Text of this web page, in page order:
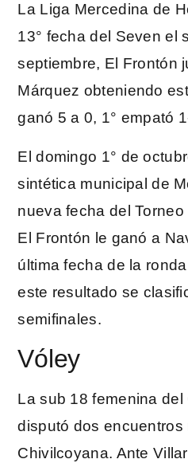
La Liga Mercedina de
13° fecha del Seven el
septiembre, El Frontón
Márquez obteniendo
ganó 5 a 0, 1° empató
El domingo 1° de
sintética municipal de
nueva fecha del
El Frontón le ganó a
última fecha de la
este resultado se
semifinales.
Vóley
La sub 18 femenina del
disputó dos encuentros
Chivilcoyana. Ante